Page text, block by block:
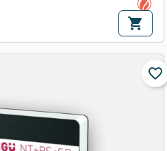
shopping_cart
favorite_border